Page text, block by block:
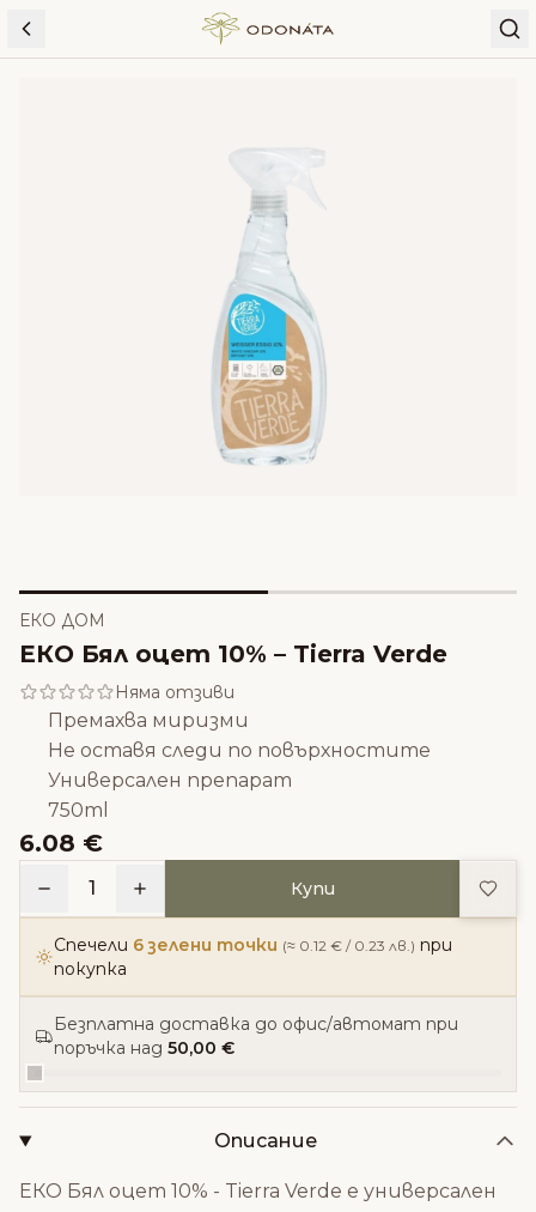
Skip to content
ЕКО ДОМ
ЕКО Бял оцет 10% – Tierra Verde
Няма отзиви
Премахва миризми
Не оставя следи по повърхностите
Универсален препарат
750ml
6.08 €
1 Купи
Спечели 6 зелени точки (≈ 0.12 € / 0.23 лв.) при
покупка
Безплатна доставка до офис/автомат при
поръчка над 50,00 €
Описание
ЕКО Бял оцет 10% - Tierra Verde е универсален